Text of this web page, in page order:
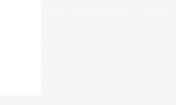
Nopirkt Birste ar piesūcekni 728/02 green-5901435408971-par zemu